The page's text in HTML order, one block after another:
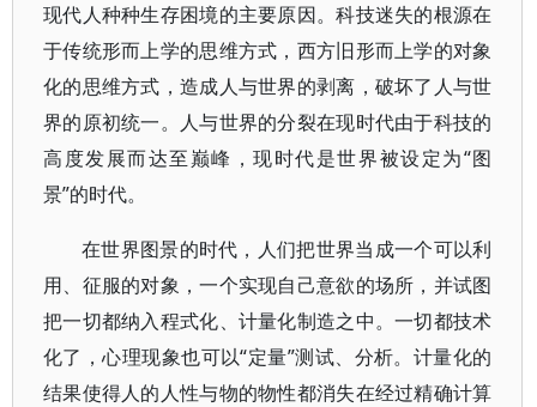
现代人种种生存困境的主要原因。科技迷失的根源在
于传统形而上学的思维方式，西方旧形而上学的对象
化的思维方式，造成人与世界的剥离，破坏了人与世
界的原初统一。人与世界的分裂在现时代由于科技的
高度发展而达至巅峰，现时代是世界被设定为“图
景”的时代。
在世界图景的时代，人们把世界当成一个可以利
用、征服的对象，一个实现自己意欲的场所，并试图
把一切都纳入程式化、计量化制造之中。一切都技术
化了，心理现象也可以“定量”测试、分析。计量化的
结果使得人的人性与物的物性都消失在经过精确计算